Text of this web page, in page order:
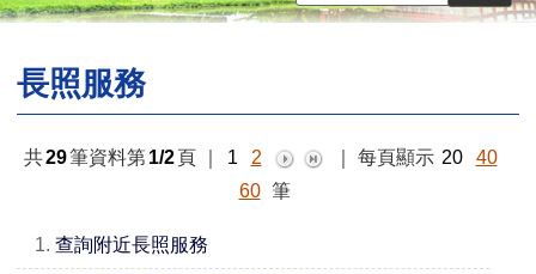
長照服務
共29筆資料第 1/2 頁 1 2 每頁顯示 20
40
60 筆
1. 查詢附近長照服務